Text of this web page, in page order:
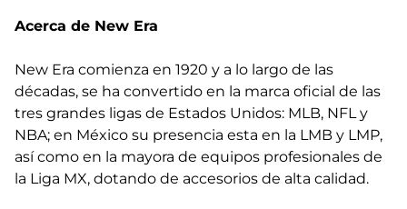
Acerca de New Era
New Era comienza en 1920 y a lo largo de las
décadas, se ha convertido en la marca oficial de las
tres grandes ligas de Estados Unidos: MLB, NFL y
NBA; en México su presencia esta en la LMB y LMP,
así como en la mayora de equipos profesionales de
la Liga MX, dotando de accesorios de alta calidad.